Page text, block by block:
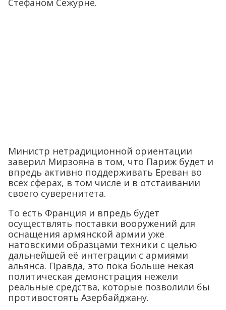
Министр нетрадиционной ориентации
заверил Мирзояна в том, что Париж будет и
впредь активно поддерживать Ереван во
всех сферах, в том числе и в отстаивании
своего суверенитета.
То есть Франция и впредь будет
осуществлять поставки вооружений для
оснащения армянской армии уже
натовскими образцами техники с целью
дальнейшей её интеграции с армиями
альянса. Правда, это пока больше некая
политическая демонстрация нежели
реальные средства, которые позволили бы
противостоять Азербайджану.